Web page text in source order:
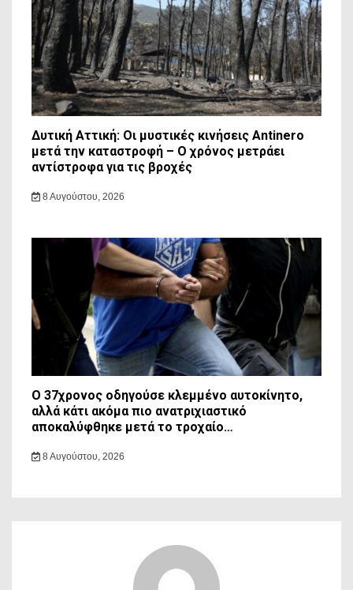
Δυτική Αττική: Οι μυστικές κινήσεις Antinero
μετά την καταστροφή – Ο χρόνος μετράει
αντίστροφα για τις βροχές
8 Αυγούστου, 2026
Ο 37χρονος οδηγούσε κλεμμένο αυτοκίνητο,
αλλά κάτι ακόμα πιο ανατριχιαστικό
αποκαλύφθηκε μετά το τροχαίο…
8 Αυγούστου, 2026